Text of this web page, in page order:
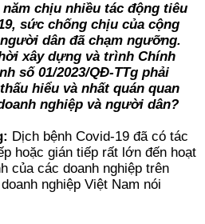
chịu nhiều tác động tiêu
sức chống chịu của cộng
dân đã chạm ngưỡng.
xây dựng và trình Chính
số 01/2023/QĐ-TTg phải
hiểu và nhất quán quan
nghiệp và người dân?
Dịch bệnh Covid-19 đã có tác
hoặc gián tiếp rất lớn đến hoạt
của các doanh nghiệp trên
nghiệp Việt Nam nói